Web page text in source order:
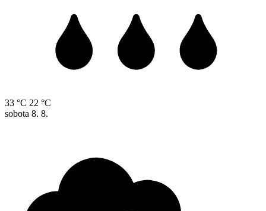
33 °C 22 °C
sobota 8. 8.